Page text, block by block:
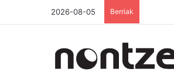
2026-08-05 Berriak